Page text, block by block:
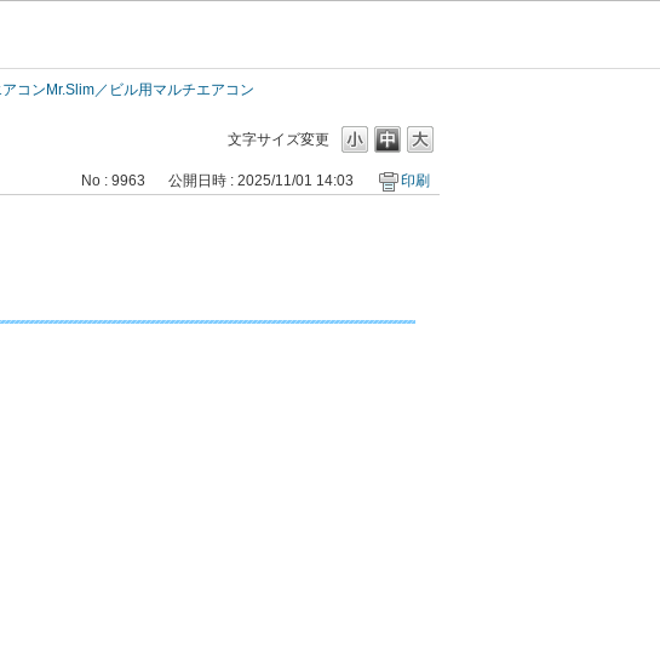
コンMr.Slim／ビル用マルチエアコン
文字サイズ変更
No : 9963 公開日時 : 2025/11/01 14:03 印刷